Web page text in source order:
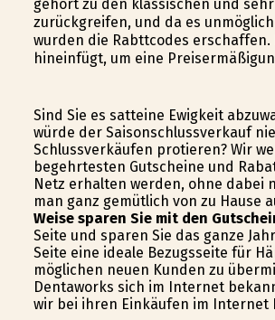
gehört zu den klassischen und
zurückgreifen, und da es
wurden die Rabttcodes
hineinfügt, um eine
Sind Sie es satteine Ewigkeit
würde der Saisonschlussverkauf
Schlussverkäufen profitieren? Wir
begehrtesten Gutscheine und
Netz erhalten werden, ohne dabei
man ganz gemütlich von zu Hause
Weise sparen Sie mit den
Seite und sparen Sie das ganze
Seite eine ideale Bezugsseite für
möglichen neuen Kunden zu
Dentaworks sich im Internet
wir bei ihren Einkäufen im Internet